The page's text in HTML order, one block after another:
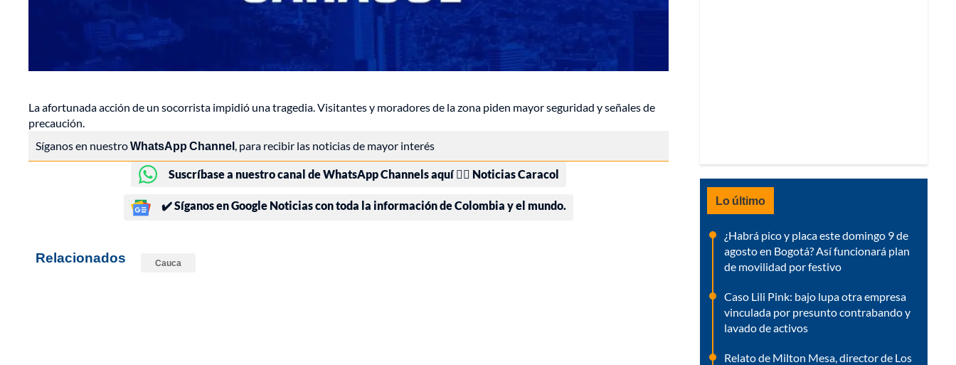
La afortunada acción de un socorrista impidió una tragedia. Visitantes y moradores de la zona piden mayor seguridad y señales de
precaución.
Síganos en nuestroWhatsApp Channel, para recibir las noticias de mayor interés
Suscríbase a nuestro canal de WhatsApp Channels aquí 👉🏻 Noticias Caracol
✔️ Síganos en Google Noticias con toda la información de Colombia y el mundo.
Relacionados Cauca
Lo último
¿Habrá pico y placa este domingo 9 de
agosto en Bogotá? Así funcionará plan
de movilidad por festivo
Caso Lili Pink: bajo lupa otra empresa
vinculada por presunto contrabando y
lavado de activos
Relato de Milton Mesa, director de Los